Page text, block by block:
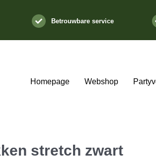
Betrouwbare service
Homepage Webshop
stretch zwart